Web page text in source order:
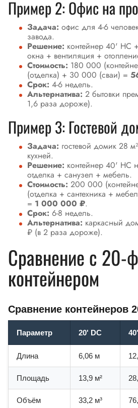
Пример 2: Офис на
Задача: офис для 4-6
завода.
Решение: контейнер 40' HC
окна + вентиляция +
Стоимость: 180 000
(отделка) + 30 000 (сваи) =
Срок: 4-6 недель.
Альтернатива: 2 бытовки
1,6 раза дороже).
Пример 3: Гостевой
Задача: гостевой домик 28
кухней.
Решение: контейнер 40' HC
отделка + санузел + мебель.
Стоимость: 200 000
(отделка + сантехника +
= 1 000 000 ₽.
Срок: 6-8 недель.
Альтернатива: каркасный
₽ (в 2 раза дороже).
Сравнение с 20-
контейнером
Сравнение контейнеров
Параметр 20' DC
Длина 6,06 м
Площадь 13,9 м²
Объём 33,2 м³